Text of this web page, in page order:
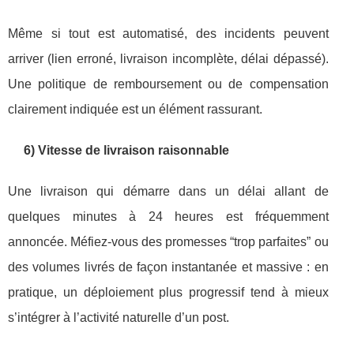
Même si tout est automatisé, des incidents peuvent
arriver (lien erroné, livraison incomplète, délai dépassé).
Une politique de remboursement ou de compensation
clairement indiquée est un élément rassurant.
6) Vitesse de livraison raisonnable
Une livraison qui démarre dans un délai allant de
quelques minutes à 24 heures est fréquemment
annoncée. Méfiez-vous des promesses “trop parfaites” ou
des volumes livrés de façon instantanée et massive : en
pratique, un déploiement plus progressif tend à mieux
s’intégrer à l’activité naturelle d’un post.